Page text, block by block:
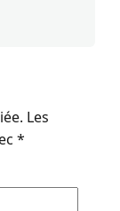
Les
*